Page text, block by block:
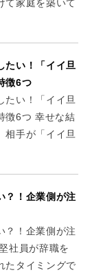
て家庭を築いて
たい！「イイ旦
徴6つ
たい！「イイ旦
徴6つ 幸せな結
相手が「イイ旦
？！企業側が注
？！企業側が注
社員が辞職を
たタイミングで